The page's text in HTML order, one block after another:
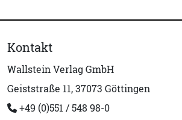
Kontakt
Wallstein Verlag GmbH
Geiststraße 11, 37073 Göttingen
+49 (0)551 / 548 98-0